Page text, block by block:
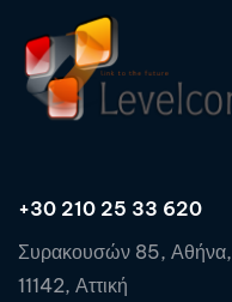
+30 210 25 33 620
Συρακουσών 85, Αθήνα,
11142, Αττική